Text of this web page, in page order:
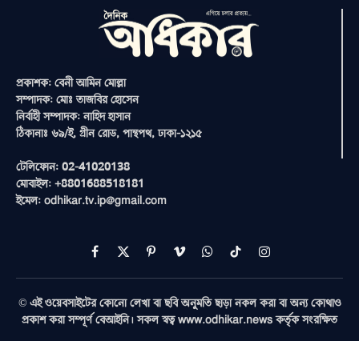
প্রকাশক: বেনী আমিন মোল্লা
সম্পাদক: মোঃ তাজবির হোসেন
নির্বাহী সম্পাদক: নাহিদ হাসান
ঠিকানাঃ ৬৯/ই, গ্রীন রোড, পান্থপথ, ঢাকা-১২১৫
টেলিফোন: 02-41020138
মোবাইল: +8801688518181
ইমেল: odhikar.tv.ip@gmail.com
Facebook
X
(Twitter)
PinterestVimeoWhatsAppTikTokInstagram
© এই ওয়েবসাইটের কোনো লেখা বা ছবি অনুমতি ছাড়া নকল করা বা অন্য কোথাও
প্রকাশ করা সম্পূর্ণ বেআইনি। সকল স্বত্ব www.odhikar.news কর্তৃক সংরক্ষিত